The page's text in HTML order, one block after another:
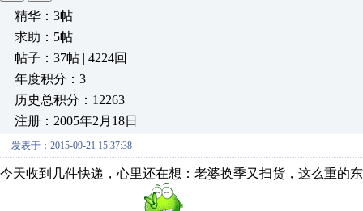
精华：3帖
求助：5帖
帖子：37帖 | 4224回
年度积分：3
历史总积分：12263
注册：2005年2月18日
发表于：2015-09-21 15:37:38
今天收到几件快递，心里还在想：老婆换季又扫货，这么重的